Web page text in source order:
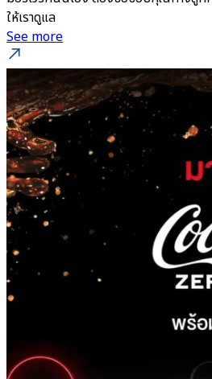
ให้เราดูแล
See more